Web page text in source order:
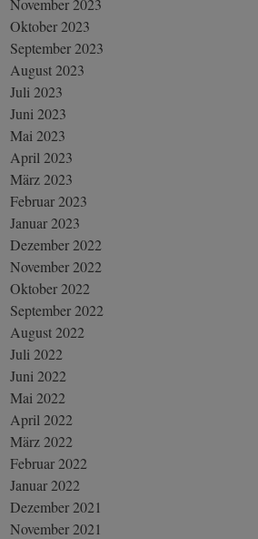
Oktober 2023
September 2023
August 2023
Juli 2023
Juni 2023
Mai 2023
April 2023
März 2023
Februar 2023
Januar 2023
Dezember 2022
November 2022
Oktober 2022
September 2022
August 2022
Juli 2022
Juni 2022
Mai 2022
April 2022
März 2022
Februar 2022
Januar 2022
Dezember 2021
November 2021